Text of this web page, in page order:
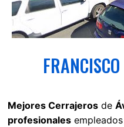
Mejores Cerrajeros de
profesionales